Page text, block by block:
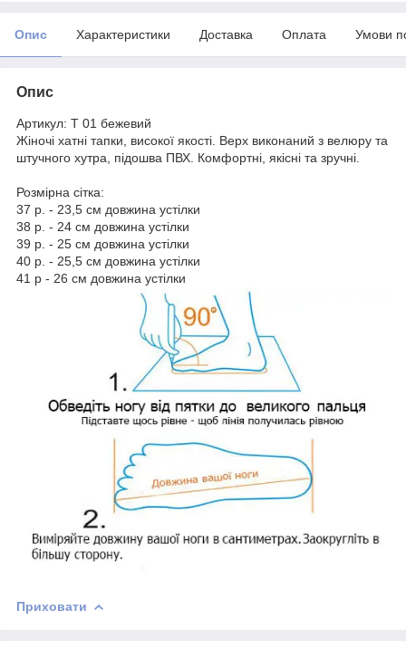
Опис Характеристики Доставка Оплата Умови
Опис
Артикул: Т 01 бежевий
Жіночі хатні тапки, високої якості. Верх виконаний з велюру та
штучного хутра, підошва ПВХ. Комфортні, якісні та зручні.
Розмірна сітка:
37 р. - 23,5 см довжина устілки
38 р. - 24 см довжина устілки
39 р. - 25 см довжина устілки
40 р. - 25,5 см довжина устілки
41 р - 26 см довжина устілки
Приховати